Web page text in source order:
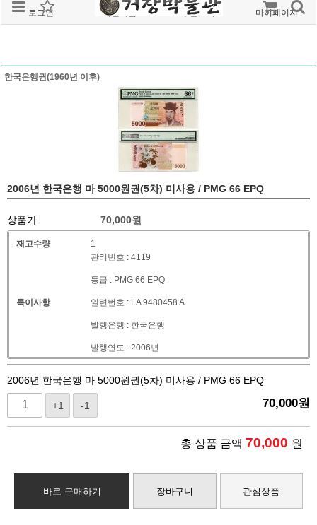
로그인 회원가입 주문조회 마이페이지
한국은행권(1960년 이후)
2006년 한국은행 마 5000원권(5차) 미사용 / PMG 66 EPQ
상품가 70,000원
재고수량 1
특이사항
관리번호 : 4119
등급 : PMG 66 EPQ
일련번호 : LA 9480458 A
발행은행 : 한국은행
발행연도 : 2006년
2006년 한국은행 마 5000원권(5차) 미사용 / PMG 66 EPQ
+1 -1 70,000원
총 상품 금액 70,000 원
바로 구매하기 장바구니 관심상품